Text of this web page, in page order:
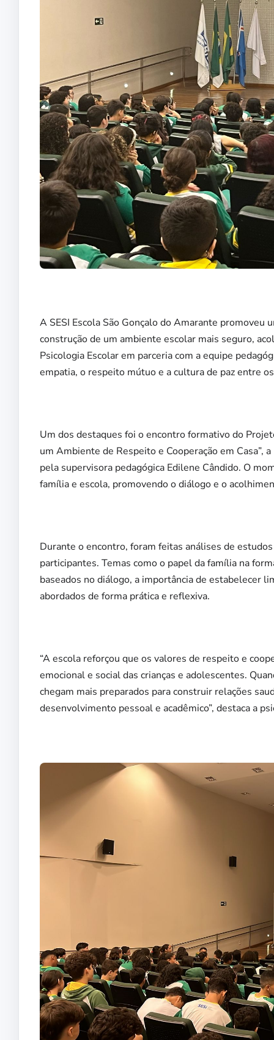
A SESI Escola São Gonçalo do Amarante promoveu
construção de um ambiente escolar mais seguro,
Psicologia Escolar em parceria com a equipe
empatia, o respeito mútuo e a cultura de paz entre
Um dos destaques foi o encontro formativo do
um Ambiente de Respeito e Cooperação em Casa”,
pela supervisora pedagógica Edilene Cândido. O
família e escola, promovendo o diálogo e o
Durante o encontro, foram feitas análises de
participantes. Temas como o papel da família na
baseados no diálogo, a importância de estabelecer
abordados de forma prática e reflexiva.
“A escola reforçou que os valores de respeito e
emocional e social das crianças e adolescentes.
chegam mais preparados para construir relações
desenvolvimento pessoal e acadêmico”, destaca a